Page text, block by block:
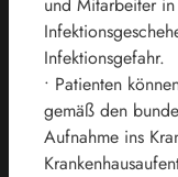
Infektionsgefahr.
• Patienten
gemäß den
Aufnahme ins